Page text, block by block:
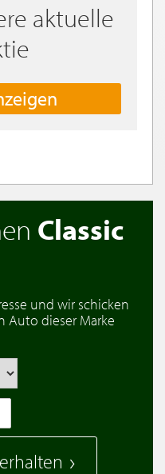
aktuelle
Classic
und wir schicken
Auto dieser Marke